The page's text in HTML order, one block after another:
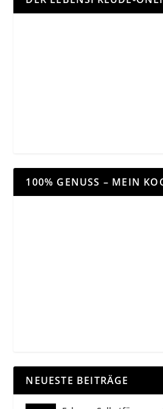
100% GENUSS – MEIN
NEUESTE BEITRÄGE